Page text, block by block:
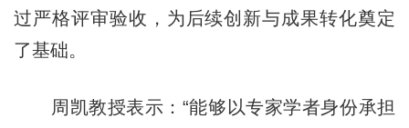
过严格评审验收，为后续创新与成果转化奠定
了基础。
周凯教授表示：“能够以专家学者身份承担